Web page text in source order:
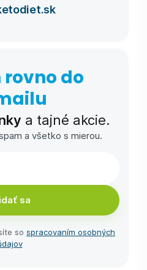
rovno do
a tajné akcie.
a všetko s mierou.
sa
so spracovaním osobných